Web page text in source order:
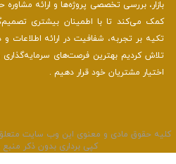
بازار، بررسی تخصصی پروژه‌ها و ارائه مشاوره
کمک می‌کند تا با اطمینان بیشتری
تکیه بر تجربه، شفافیت در ارائه اطلاعات و
اختیار مشتریان خود قرار دهیم .
حقوق مادی و معنوی این وب سایت متعلق
کپی برداری بدون ذکر منبع